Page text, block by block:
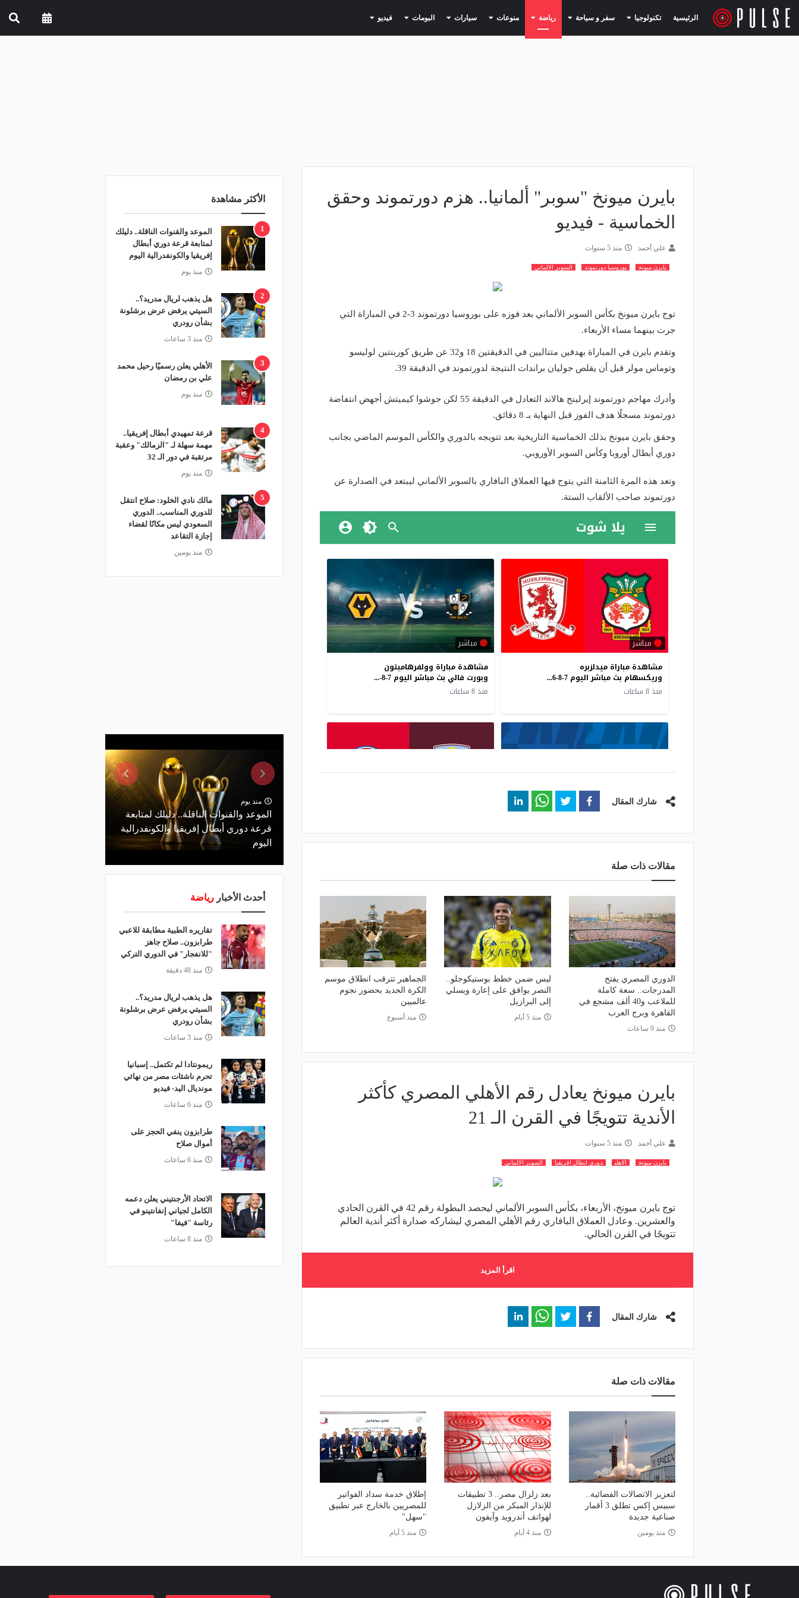
الرئيسية تكنولوجيا (current) سفر و سياحة (current) رياضة (current) منوعات (current) سيارات (current) البومات (current) فيديو (current)
بايرن ميونخ "سوبر" ألمانيا.. هزم دورتموند وحقق
الخماسية - فيديو
علي أحمد منذ 5 سنوات
بايرن ميونخ بوروسيا دورتموند السوبر الالماني
توج بايرن ميونخ بكأس السوبر الألماني بعد فوزه على بوروسيا دورتموند 3-2 في المباراة التي
جرت بينهما مساء الأربعاء.
وتقدم بايرن في المباراة بهدفين متتاليين في الدقيقتين 18 و32 عن طريق كورينتين لوليسو
وتوماس مولر قبل أن يقلص جوليان براندات النتيجة لدورتموند في الدقيقة 39.
وأدرك مهاجم دورتموند إيرلينج هالاند التعادل في الدقيقة 55 لكن جوشوا كيميتش أجهض انتفاضة
دورتموند مسجلًا هدف الفوز قبل النهاية بـ 8 دقائق.
وحقق بايرن ميونخ بذلك الخماسية التاريخية بعد تتويجه بالدوري والكأس الموسم الماضي بجانب
دوري أبطال أوروبا وكأس السوبر الأوروبي.
وتعد هذه المرة الثامنة التي يتوج فيها العملاق البافاري بالسوبر الألماني ليبتعد في الصدارة عن
دورتموند صاحب الألقاب الستة.
شارك المقال
مقالات ذات صلة
الدوري المصري يفتح
المدرجات.. سعة كاملة
للملاعب و40 ألف مشجع في
القاهرة وبرج العرب
منذ 9 ساعات
ليس ضمن خطط بوستيكوجلو..
النصر يوافق على إعارة ويسلي
إلى البرازيل
منذ 5 أيام
الجماهير تترقب انطلاق موسم
الكرة الجديد بحضور نجوم
عالميين
منذ أسبوع
بايرن ميونخ يعادل رقم الأهلي المصري كأكثر
الأندية تتويجًا في القرن الـ 21
علي أحمد منذ 5 سنوات
بايرن ميونخ الاهلي دوري ابطال افريقيا السوبر الالماني
توج بايرن ميونخ، الأربعاء، بكأس السوبر الألماني ليحصد البطولة رقم 42 في القرن الحادي
والعشرين. وعادل العملاق البافاري رقم الأهلي المصري ليشاركه صدارة أكثر أندية العالم
تتويجًا في القرن الحالي.
اقرأ المزيد
شارك المقال
مقالات ذات صلة
لتعزيز الاتصالات الفضائية..
سبيس إكس تطلق 3 أقمار
صناعية جديدة
منذ يومين
بعد زلزال مصر.. 3 تطبيقات
للإنذار المبكر من الزلازل
لهواتف أندرويد وآيفون
منذ 4 أيام
إطلاق خدمة سداد الفواتير
للمصريين بالخارج عبر تطبيق
"سهل"
منذ 5 أيام
الأكثر مشاهدة
1
الموعد والقنوات الناقلة.. دليلك
لمتابعة قرعة دوري أبطال
إفريقيا والكونفدرالية اليوم
منذ يوم
2
هل يذهب لريال مدريد؟..
السيتي يرفض عرض برشلونة
بشأن رودري
منذ 3 ساعات
3
الأهلي يعلن رسميًا رحيل محمد
علي بن رمضان
منذ يوم
4
قرعة تمهيدي أبطال إفريقيا..
مهمة سهلة لـ "الزمالك" وعقبة
مرتقبة في دور الـ 32
منذ يوم
5
مالك نادي الخلود: صلاح انتقل
للدوري المناسب.. الدوري
السعودي ليس مكانًا لقضاء
إجازة التقاعد
منذ يومين
منذ يوم
الموعد والقنوات الناقلة.. دليلك لمتابعة
قرعة دوري أبطال إفريقيا والكونفدرالية
اليوم
عرض برشلونة بشأن رودري
رمضان
أحدث الأخبار رياضة
تقاريره الطبية مطابقة للاعبي
طرابزون.. صلاح جاهز
"للانفجار" في الدوري التركي
منذ 48 دقيقة
هل يذهب لريال مدريد؟..
السيتي يرفض عرض برشلونة
بشأن رودري
منذ 3 ساعات
ريمونتادا لم تكتمل.. إسبانيا
تحرم ناشئات مصر من نهائي
مونديال اليد- فيديو
منذ 6 ساعات
طرابزون ينفي الحجز على
أموال صلاح
منذ 6 ساعات
الاتحاد الأرجنتيني يعلن دعمه
الكامل لجياني إنفانتينو في
رئاسة "فيفا"
منذ 8 ساعات